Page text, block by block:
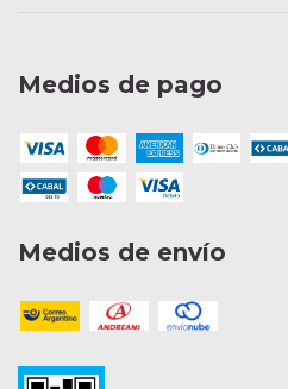
Medios de pago
Medios de envío